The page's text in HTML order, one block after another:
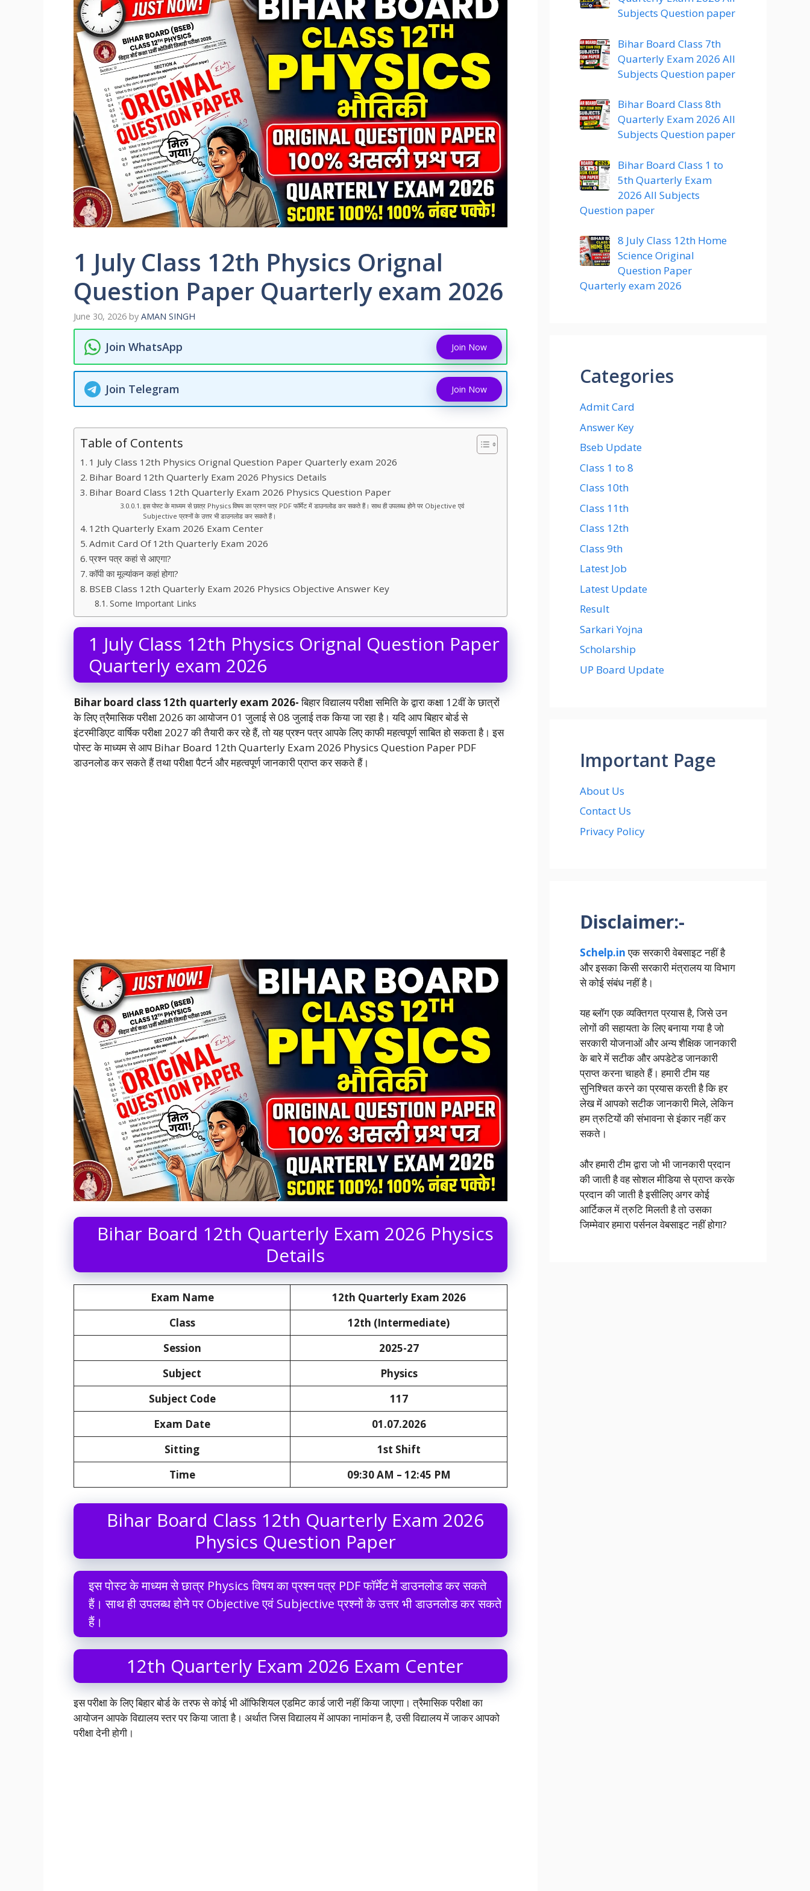
1 July Class 12th Physics Orignal
Question Paper Quarterly exam 2026
June 30, 2026 by AMAN SINGH
Join WhatsApp Join Now
Join Telegram Join Now
Table of Contents
1 July Class 12th Physics Orignal Question Paper Quarterly exam 2026
Bihar Board 12th Quarterly Exam 2026 Physics Details
Bihar Board Class 12th Quarterly Exam 2026 Physics Question Paper
इस पोस्ट के माध्यम से छात्र Physics विषय का प्रश्न पत्र PDF फॉर्मेट में डाउनलोड कर सकते हैं। साथ ही उपलब्ध होने पर Objective एवं
Subjective प्रश्नों के उत्तर भी डाउनलोड कर सकते हैं।
12th Quarterly Exam 2026 Exam Center
Admit Card Of 12th Quarterly Exam 2026
प्रश्न पत्र कहां से आएगा?
कॉपी का मूल्यांकन कहां होगा?
BSEB Class 12th Quarterly Exam 2026 Physics Objective Answer Key
Some Important Links
1 July Class 12th Physics Orignal Question Paper
Quarterly exam 2026
Bihar board class 12th quarterly exam 2026-बिहार विद्यालय परीक्षा समिति के द्वारा कक्षा 12वीं के छात्रों
के लिए त्रैमासिक परीक्षा 2026 का आयोजन 01 जुलाई से 08 जुलाई तक किया जा रहा है। यदि आप बिहार बोर्ड से
इंटरमीडिएट वार्षिक परीक्षा 2027 की तैयारी कर रहे हैं, तो यह प्रश्न पत्र आपके लिए काफी महत्वपूर्ण साबित हो सकता है। इस
पोस्ट के माध्यम से आप Bihar Board 12th Quarterly Exam 2026 Physics Question Paper PDF
डाउनलोड कर सकते हैं तथा परीक्षा पैटर्न और महत्वपूर्ण जानकारी प्राप्त कर सकते हैं।
Bihar Board 12th Quarterly Exam 2026 Physics
Details
Exam Name 12th Quarterly Exam 2026
Class
12th (Intermediate)
Session
2025-27
Subject
Physics
Subject Code
117
Exam Date
01.07.2026
Sitting
1st Shift
Time
09:30 AM – 12:45 PM
Bihar Board Class 12th Quarterly Exam 2026
Physics Question Paper
इस पोस्ट के माध्यम से छात्र Physics विषय का प्रश्न पत्र PDF फॉर्मेट में डाउनलोड कर सकते
हैं। साथ ही उपलब्ध होने पर Objective एवं Subjective प्रश्नों के उत्तर भी डाउनलोड कर सकते
हैं।
12th Quarterly Exam 2026 Exam Center
इस परीक्षा के लिए बिहार बोर्ड के तरफ से कोई भी ऑफिशियल एडमिट कार्ड जारी नहीं किया जाएगा। त्रैमासिक परीक्षा का
आयोजन आपके विद्यालय स्तर पर किया जाता है। अर्थात जिस विद्यालय में आपका नामांकन है, उसी विद्यालय में जाकर आपको
परीक्षा देनी होगी।
Subjects Question paper
Bihar Board Class 7th
Quarterly Exam 2026 All
Subjects Question paper
Bihar Board Class 8th
Quarterly Exam 2026 All
Subjects Question paper
Bihar Board Class 1 to
5th Quarterly Exam
2026 All Subjects
Question paper
8 July Class 12th Home
Science Original
Question Paper
Quarterly exam 2026
Categories
Admit Card
Answer Key
Bseb Update
Class 1 to 8
Class 10th
Class 11th
Class 12th
Class 9th
Latest Job
Latest Update
Result
Sarkari Yojna
Scholarship
UP Board Update
Important Page
About Us
Contact Us
Privacy Policy
Disclaimer:-
Schelp.inएक सरकारी वेबसाइट नहीं है
और इसका किसी सरकारी मंत्रालय या विभाग
से कोई संबंध नहीं है।
यह ब्लॉग एक व्यक्तिगत प्रयास है, जिसे उन
लोगों की सहायता के लिए बनाया गया है जो
सरकारी योजनाओं और अन्य शैक्षिक जानकारी
के बारे में सटीक और अपडेटेड जानकारी
प्राप्त करना चाहते हैं। हमारी टीम यह
सुनिश्चित करने का प्रयास करती है कि हर
लेख में आपको सटीक जानकारी मिले, लेकिन
हम त्रुटियों की संभावना से इंकार नहीं कर
सकते।
और हमारी टीम द्वारा जो भी जानकारी प्रदान
की जाती है वह सोशल मीडिया से प्राप्त करके
प्रदान की जाती है इसीलिए अगर कोई
आर्टिकल में त्रुटि मिलती है तो उसका
जिम्मेवार हमारा पर्सनल वेबसाइट नहीं होगा?